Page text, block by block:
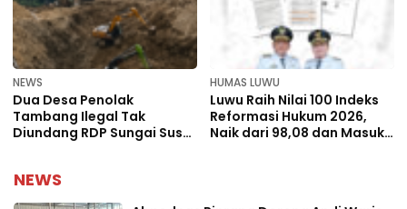
NEWS
Dua Desa Penolak
Tambang Ilegal Tak
Diundang RDP Sungai Suso,
HUMAS LUWU
Luwu Raih Nilai 100 Indeks
Reformasi Hukum 2026,
Naik dari 98,08 dan Masuk
NEWS